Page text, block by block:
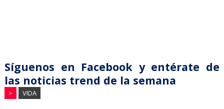
Síguenos en Facebook y entérate de
las noticias trend de la semana
> VIDA